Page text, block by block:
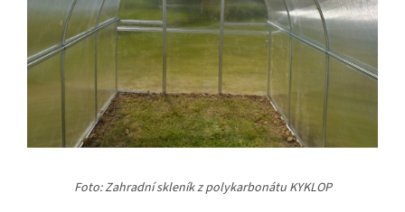
Foto:Zahradní skleník z polykarbonátu KYKLOP